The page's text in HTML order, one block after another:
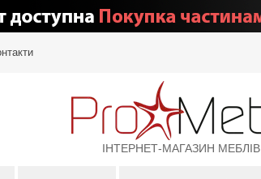
ІНТЕРНЕТ-МАГАЗИН МЕБЛІВ